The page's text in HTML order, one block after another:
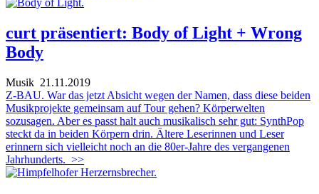
curt präsentiert: Body of Light + Wrong
Body
Musik 21.11.2019
Z-BAU. War das jetzt Absicht wegen der Namen, dass diese beiden
Musikprojekte gemeinsam auf Tour gehen? Körperwelten
sozusagen. Aber es passt halt auch musikalisch sehr gut: SynthPop
steckt da in beiden Körpern drin. Ältere Leserinnen und Leser
erinnern sich vielleicht noch an die 80er-Jahre des vergangenen
Jahrhunderts. >>